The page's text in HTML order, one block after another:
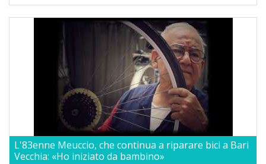
L'83enne Meuccio, che continua a riparare bici a Bari
Vecchia: «Ho iniziato da bambino»